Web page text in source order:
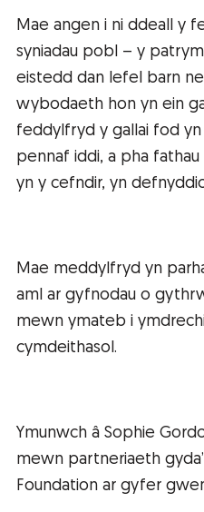
Mae angen i ni ddeall y
syniadau pobl – y
eistedd dan lefel barn
wybodaeth hon yn ein
feddylfryd y gallai fod
pennaf iddi, a pha
yn y cefndir, yn
Mae meddylfryd yn
aml ar gyfnodau o
mewn ymateb i
cymdeithasol.
Ymunwch â Sophie
mewn partneriaeth
Foundation ar gyfer